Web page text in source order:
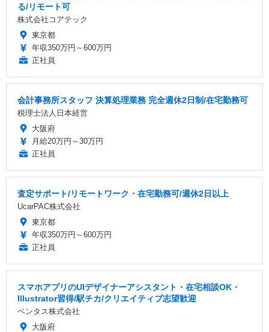
る/リモート可
株式会社コアテック
東京都
年収350万円～600万円
正社員
会計事務所スタッフ 決算処理業務 完全週休2日制/在宅勤務可
税理士法人日本経営
大阪府
月給20万円～30万円
正社員
査定サポート/リモートワーク・在宅勤務可/週休2日以上
UcarPAC株式会社
東京都
年収350万円～600万円
正社員
スマホアプリのUIデザイナーアシスタント・在宅相談OK・
Illustrator習得/駅チカ/クリエイティブ志望歓迎
ベンタス株式会社
大阪府